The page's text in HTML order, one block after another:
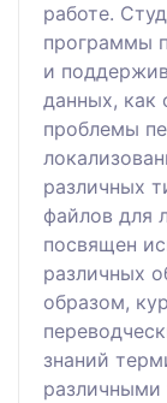
работе.
программы
и
данных, как
проблемы
различных
файлов для
посвящен
различных
образом,
знаний
различными